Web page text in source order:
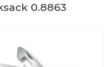
0.8863